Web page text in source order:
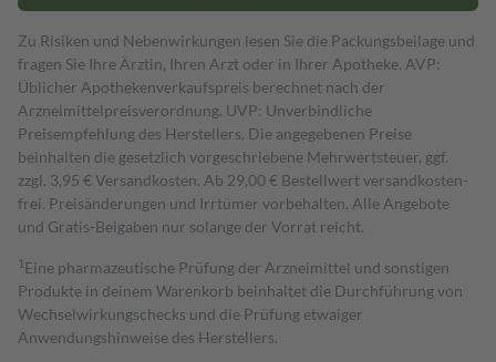
Zu Risiken und Nebenwirkungen lesen Sie die Packungsbeilage und
fragen Sie Ihre Ärztin, Ihren Arzt oder in Ihrer Apotheke. AVP:
Üblicher Apothekenverkaufspreis berechnet nach der
Arzneimittelpreisverordnung. UVP: Unverbindliche
Preisempfehlung des Herstellers. Die angegebenen Preise
beinhalten die gesetzlich vorgeschriebene Mehrwertsteuer, ggf.
zzgl. 3,95 € Versandkosten. Ab 29,00 € Bestell­wert versand­kosten­
frei. Preisänderungen und Irrtümer vorbehalten. Alle Angebote
und Gratis-Beigaben nur solange der Vorrat reicht.
1 Eine pharmazeutische Prüfung der Arzneimittel und sonstigen
Produkte in deinem Warenkorb beinhaltet die Durchführung von
Wechselwirkungschecks und die Prüfung etwaiger
Anwendungshinweise des Herstellers.